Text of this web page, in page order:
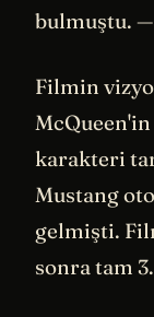
bulmuştu. —
Filmin
karakteri
Mustang
gelmişti.
sonra tam